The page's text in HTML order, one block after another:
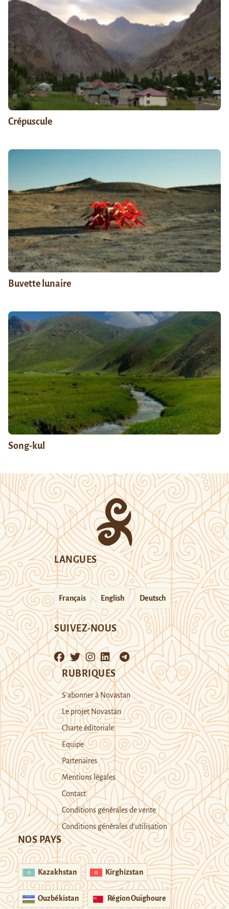
Crépuscule
Buvette lunaire
Song-kul
LANGUES
Français English Deutsch
SUIVEZ-NOUS
RUBRIQUES
S’abonner à Novastan
Le projet Novastan
Charte éditoriale
Equipe
Partenaires
Mentions légales
Contact
Conditions générales de vente
Conditions générales d’utilisation
NOS PAYS
Kazakhstan Kirghizstan
Ouzbékistan Région Ouïghoure